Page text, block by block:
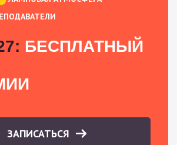
БЕСПЛАТНЫЙ
ЗАПИСАТЬСЯ